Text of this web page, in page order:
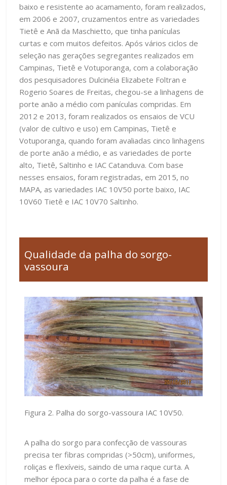
baixo e resistente ao acamamento, foram realizados,
em 2006 e 2007, cruzamentos entre as variedades
Tietê e Anã da Maschietto, que tinha panículas
curtas e com muitos defeitos. Após vários ciclos de
seleção nas gerações segregantes realizados em
Campinas, Tietê e Votuporanga, com a colaboração
dos pesquisadores Dulcinéia Elizabete Foltran e
Rogerio Soares de Freitas, chegou-se a linhagens de
porte anão a médio com panículas compridas. Em
2012 e 2013, foram realizados os ensaios de VCU
(valor de cultivo e uso) em Campinas, Tietê e
Votuporanga, quando foram avaliadas cinco linhagens
de porte anão a médio, e as variedades de porte
alto, Tietê, Saltinho e IAC Catanduva. Com base
nesses ensaios, foram registradas, em 2015, no
MAPA, as variedades IAC 10V50 porte baixo, IAC
10V60 Tietê e IAC 10V70 Saltinho.
Qualidade da palha do sorgo-
vassoura
Figura 2. Palha do sorgo-vassoura IAC 10V50.
A palha do sorgo para confecção de vassouras
precisa ter fibras compridas (>50cm), uniformes,
roliças e flexíveis, saindo de uma raque curta. A
melhor época para o corte da palha é a fase de